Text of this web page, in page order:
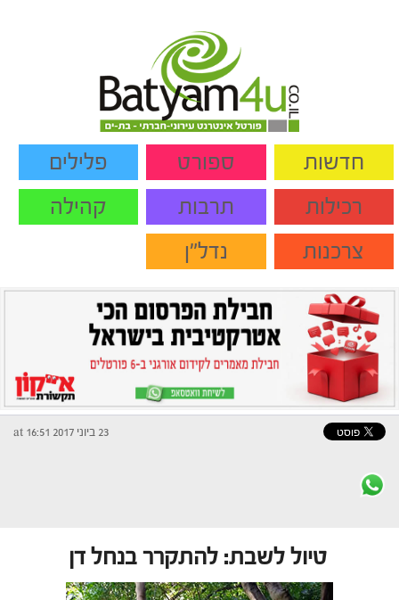
חדשות ספורט
פלילים
רכילות
תרבות
קהילה
צרכנות
נדל"ן
23 ביוני 2017 at 16:51
טיול לשבת: להתקרר בנחל דן